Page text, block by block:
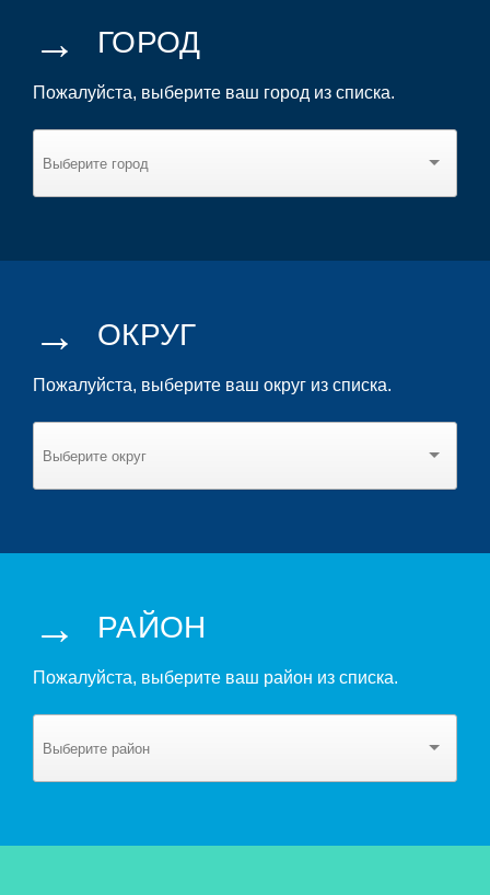
→ ГОРОД
Пожалуйста, выберите ваш город из списка.
→ ОКРУГ
Пожалуйста, выберите ваш округ из списка.
→ РАЙОН
Пожалуйста, выберите ваш район из списка.